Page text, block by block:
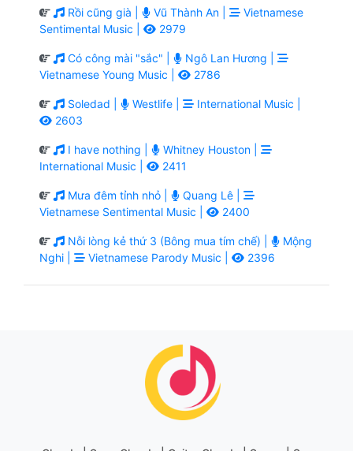
Rồi cũng già | Vũ Thành An |
Vietnamese
Sentimental Music |
2979
Có công mài "sắc" |
Ngô Lan Hương |
Vietnamese Young Music |
2786
Soledad | Westlife |
International Music |
2603
I have nothing |
Whitney Houston |
International Music |
2411
Mưa đêm tỉnh nhỏ |
Quang Lê |
Vietnamese Sentimental Music |
2400
Nỗi lòng kẻ thứ 3 (Bông mua tím chế) |
Mộng
Nghi |
Vietnamese Parody Music | 2396